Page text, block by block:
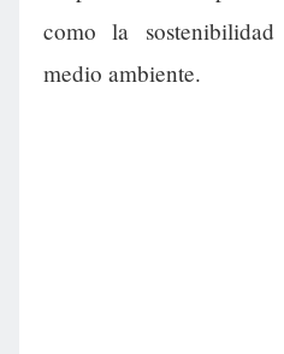
como la
medio ambiente.